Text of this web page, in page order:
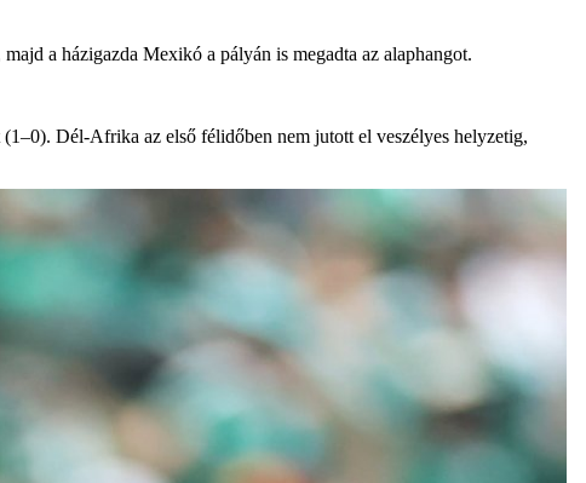
a házigazda Mexikó a pályán is megadta az alaphangot.
Dél-Afrika az első félidőben nem jutott el veszélyes helyzetig,